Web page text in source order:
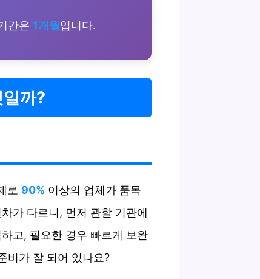
간은 1개월입니다.
까?
로 90% 이상의 업체가 품목
가 다르니, 먼저 관할 기관에
고, 필요한 경우 빠르게 보완
비가 잘 되어 있나요?